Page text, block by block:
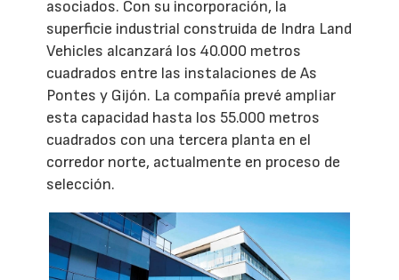
asociados. Con su incorporación, la
superficie industrial construida de Indra Land
Vehicles alcanzará los 40.000 metros
cuadrados entre las instalaciones de As
Pontes y Gijón. La compañía prevé ampliar
esta capacidad hasta los 55.000 metros
cuadrados con una tercera planta en el
corredor norte, actualmente en proceso de
selección.